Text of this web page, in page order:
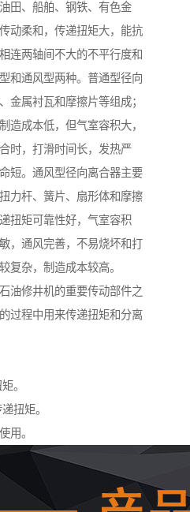
田、船舶、钢铁、有色金
动柔和，传递扭矩大，能抗
连两轴间不大的不平行度和
和通风型两种。普通型径向
金属衬瓦和摩擦片等组成；
造成本低，但气室容积大，
时，打滑时间长，发热严
短。通风型径向离合器主要
力杆、簧片、扇形体和摩擦
扭矩可靠性好，气室容积
，通风完善，不易烧坏和打
复杂，制造成本较高。
油修井机的重要传动部件之
过程中用来传递扭矩和分离
。
扭矩。
用。